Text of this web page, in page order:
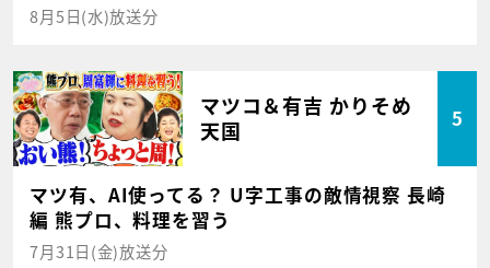
8月5日(水)放送分
マツコ＆有吉 かりそめ
天国
5
マツ有、AI使ってる？ U字工事の敵情視察 長崎
編 熊プロ、料理を習う
7月31日(金)放送分